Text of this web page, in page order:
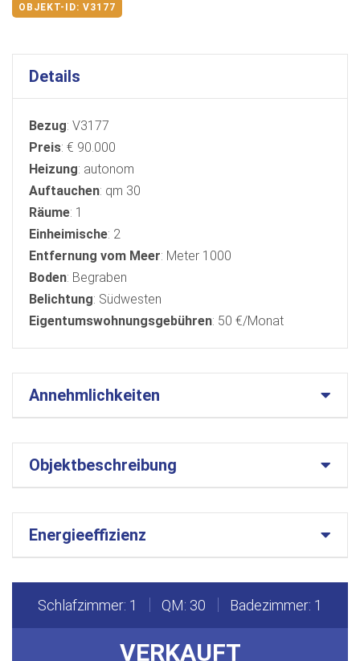
OBJEKT-ID: V3177
Details
Bezug: V3177
Preis: € 90.000
Heizung: autonom
Auftauchen: qm 30
Räume: 1
Einheimische: 2
Entfernung vom Meer: Meter 1000
Boden: Begraben
Belichtung: Südwesten
Eigentumswohnungsgebühren: 50 €/Monat
Annehmlichkeiten
Objektbeschreibung
Energieeffizienz
Schlafzimmer: 1 QM: 30 Badezimmer: 1
VERKAUFT